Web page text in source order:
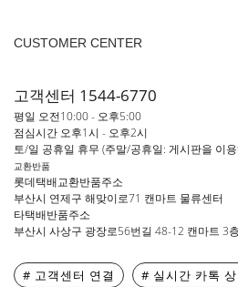
CUSTOMER CENTER
고객센터 1544-6770
평일 오전10:00 - 오후5:00
점심시간 오후1시 - 오후2시
토/일 공휴일 휴무 (주말/공휴일: 게시판을 이
교환반품
롯데택배교환반품주소
부산시 연제구 해맞이로71 캔마트 물류센터
타택배반품주소
부산시 사상구 광장로56번길 48-12 캔마트 3층
# 고객센터 연결 # 실시간 카톡